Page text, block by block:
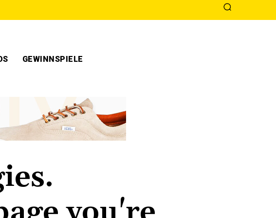
GEWINNSPIELE